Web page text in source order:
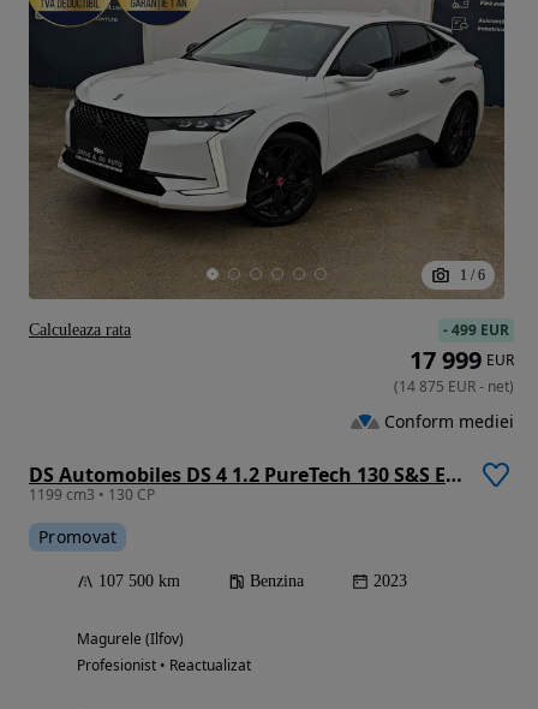
1 / 6
DS Automobiles DS 4 1.2 PureTech 130 S&S EAT8 PERFORMANCE LINE +
1199 cm3 • 130 CP
Promovat
107 500 km Benzina 2023
Magurele (Ilfov)
Profesionist • Reactualizat
-499 EUR
17 999 EUR
(14 875 EUR- net)
Conform mediei
Calculeaza rata